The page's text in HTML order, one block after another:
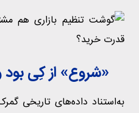
«شروع» از کِی بود